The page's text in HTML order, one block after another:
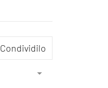
Condividilo